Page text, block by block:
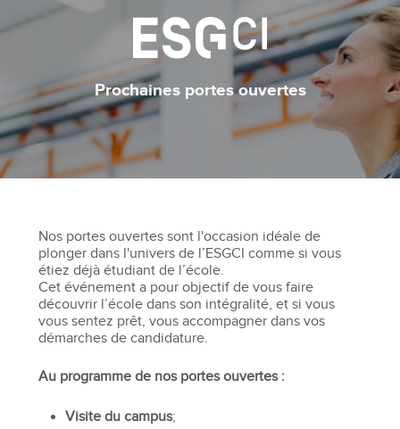
Prochaines portes ouvertes
Nos portes ouvertes sont l'occasion idéale de
plonger dans l'univers de l’ESGCI comme si vous
étiez déjà étudiant de l’école.
Cet événement a pour objectif de vous faire
découvrir l’école dans son intégralité, et si vous
vous sentez prêt, vous accompagner dans vos
démarches de candidature.
Au programme de nos portes ouvertes :
Visite du campus;